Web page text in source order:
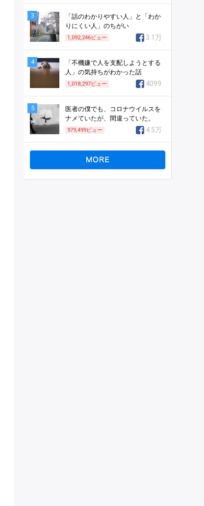
3
「話のわかりやすい人」と「わか
りにくい人」のちがい
1,092,246ビュー 3.1万
4
「不機嫌で人を支配しようとする
人」の気持ちがわかった話
1,018,297ビュー 4099
5
医者の僕でも、コロナウイルスを
ナメていたが、間違っていた。
979,499ビュー 4.5万